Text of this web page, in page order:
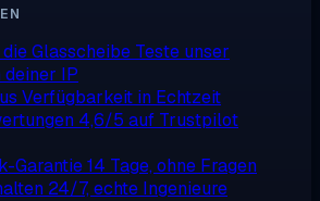
Glasscheibe Teste unser
IP
Verfügbarkeit in Echtzeit
4,6/5 auf Trustpilot
Garantie14 Tage, ohne Fragen
24/7, echte Ingenieure